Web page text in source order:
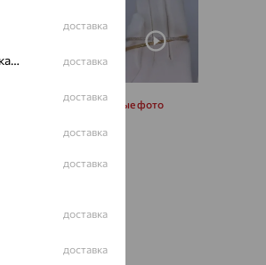
Запросить дополнительные фото
1 156 131₽
доставка
Актюбинский, Азнакаевский район доставка
доставка
доставка
доставка
доставка
доставка